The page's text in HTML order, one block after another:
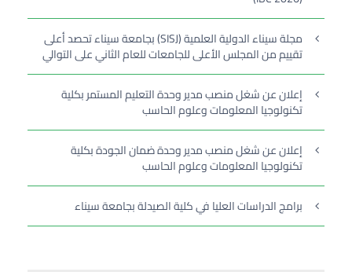
مجلة سيناء الدولية العلمية (SISJ) بجامعة سيناء تحصد أعلى
تقييم من المجلس الأعلى للجامعات للعام الثاني على التوالي
إعلان عن شغل منصب مدير وحدة التعليم المستمر بكلية
تكنولوجيا المعلومات وعلوم الحاسب
إعلان عن شغل منصب مدير وحدة ضمان الجودة بكلية
تكنولوجيا المعلومات وعلوم الحاسب
برامج الدراسات العليا في كلية الصيدلة بجامعة سيناء